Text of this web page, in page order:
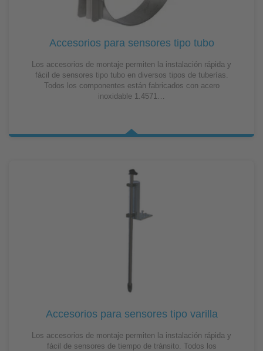
Accesorios para sensores tipo tubo
Los accesorios de montaje permiten la instalación rápida y
fácil de sensores tipo tubo en diversos tipos de tuberías.
Todos los componentes están fabricados con acero
inoxidable 1.4571…
Accesorios para sensores tipo varilla
Los accesorios de montaje permiten la instalación rápida y
fácil de sensores de tiempo de tránsito. Todos los